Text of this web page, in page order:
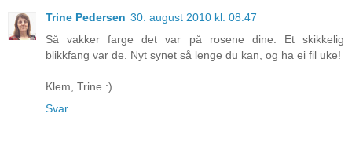
Trine Pedersen 30. august 2010 kl. 08:47
Så vakker farge det var på rosene dine. Et skikkelig
blikkfang var de. Nyt synet så lenge du kan, og ha ei fil uke!
Klem, Trine :)
Svar